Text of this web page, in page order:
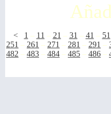
< 1 – 11 – 21 – 31 – 41 – 51
251 – 261 – 271 – 281 – 291 –
482 – 483 – 484 – 485 – 486 –